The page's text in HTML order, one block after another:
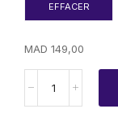
EFFACER
MAD 149,00